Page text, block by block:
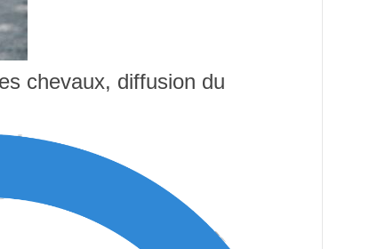
chevaux, diffusion du